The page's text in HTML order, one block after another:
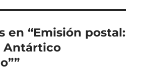
en “Emisión postal:
Antártico